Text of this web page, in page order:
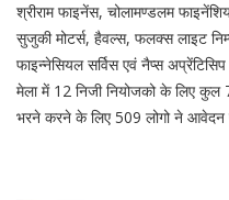
श्रीराम फाइनेंस, चोलामण्डलम
सुजुकी मोटर्स, हैवल्स, फलक्स लाइट
फाइन्नेसियल सर्विस एवं नैप्स
मेला में 12 निजी नियोजको के लिए कुल
भरने करने के लिए 509 लोगो ने आवेदन